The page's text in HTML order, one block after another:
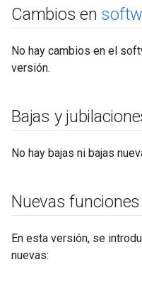
Cambios en
No hay cambios en el
versión.
Bajas y
No hay bajas ni bajas
Nuevas funciones
En esta versión, se
nuevas: